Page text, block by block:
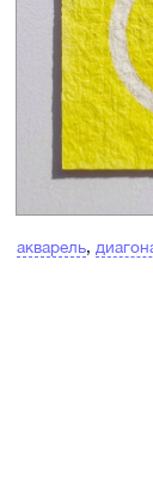
акварель,